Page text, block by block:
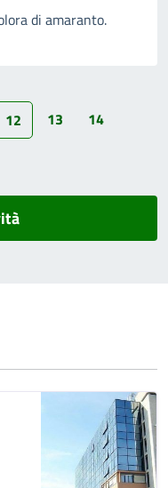
di amaranto.
12 13
14